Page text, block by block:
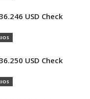
USD Check
USD Check